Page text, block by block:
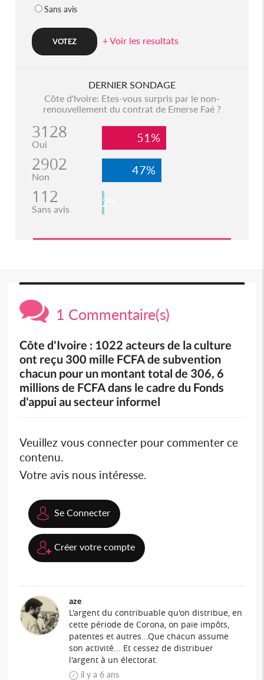
Sans avis
+ Voir les resultats
DERNIER SONDAGE
Côte d'Ivoire: Etes-vous surpris par le non-
renouvellement du contrat de Emerse Faé ?
3128
Oui 51%
2902
Non 47%
112
Sans avis 2%
1 Commentaire(s)
Côte d'Ivoire : 1022 acteurs de la culture
ont reçu 300 mille FCFA de subvention
chacun pour un montant total de 306, 6
millions de FCFA dans le cadre du Fonds
d'appui au secteur informel
Veuillez vous connecter pour commenter ce
contenu.
Votre avis nous intéresse.
Se Connecter
Créer votre compte
aze
L'argent du contribuable qu'on distribue, en
cette période de Corona, on paie impôts,
patentes et autres...Que chacun assume
son activité... Et cessez de distribuer
l'argent à un électorat.
il y a 6 ans